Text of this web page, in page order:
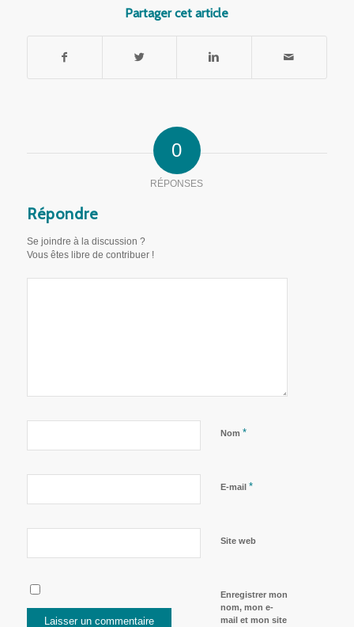
Partager cet article
0
RÉPONSES
Répondre
Se joindre à la discussion ?
Vous êtes libre de contribuer !
Nom *
E-mail *
Site web
Enregistrer mon
nom, mon e-
mail et mon site